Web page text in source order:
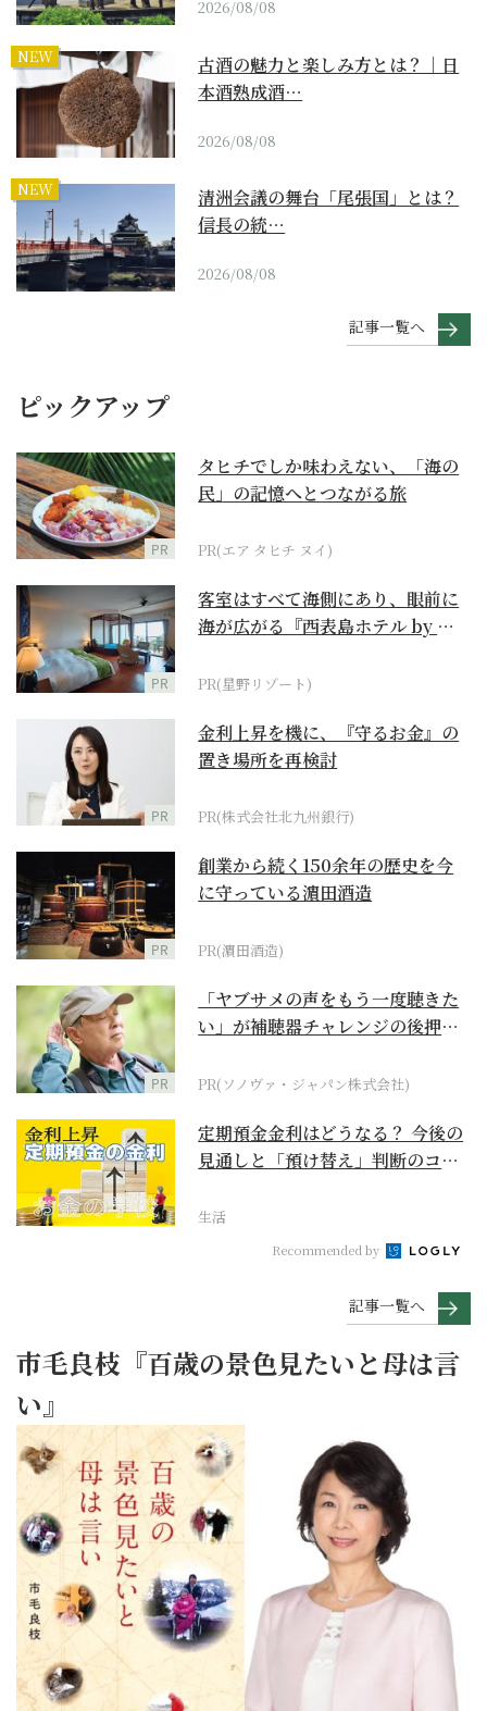
2026/08/08
NEW
古酒の魅力と楽しみ方とは？｜日
本酒熟成酒…
2026/08/08
NEW
清洲会議の舞台「尾張国」とは？
信長の統…
2026/08/08
記事一覧へ
ピックアップ
PR
タヒチでしか味わえない、「海の
民」の記憶へとつながる旅
PR(エア タヒチ ヌイ)
PR
客室はすべて海側にあり、眼前に
海が広がる『西表島ホテル by 星
PR(星野リゾート)
PR
金利上昇を機に、『守るお金』の
置き場所を再検討
PR(株式会社北九州銀行)
PR
創業から続く150余年の歴史を今
に守っている濵田酒造
PR(濵田酒造)
PR
「ヤブサメの声をもう一度聴きた
い」が補聴器チャレンジの後押し
PR(ソノヴァ・ジャパン株式会社)
定期預金金利はどうなる？ 今後の
見通しと「預け替え」判断のコツ
生活
Recommended by
記事一覧へ
市毛良枝『百歳の景色見たいと母は言
い』